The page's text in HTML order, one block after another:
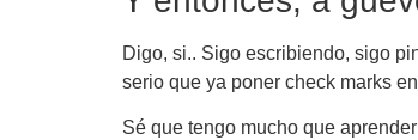
Digo, si.. Sigo escribiendo, sigo
serio que ya poner check marks
Sé que tengo mucho que